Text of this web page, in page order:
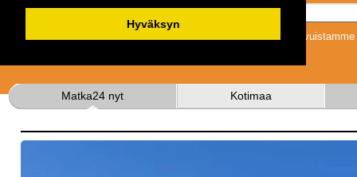
Hyväksyn
Tykkäämällä
Matka24 nyt Kotimaa